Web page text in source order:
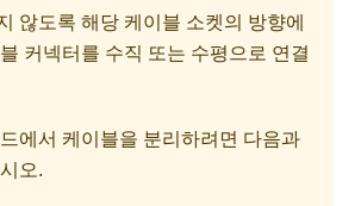
않도록 해당 케이블 소켓의 방향에
커넥터를 수직 또는 수평으로 연결
에서 케이블을 분리하려면 다음과
오.